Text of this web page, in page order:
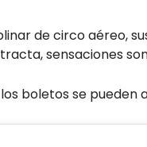
de circo aéreo,
sensaciones
boletos se pueden